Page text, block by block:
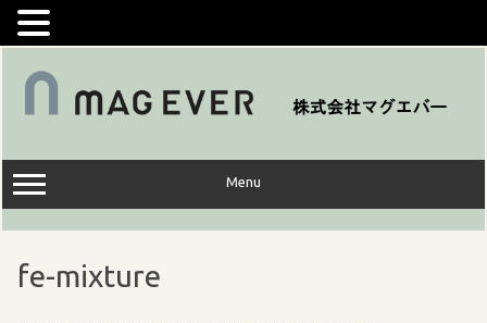
コ
キ
ッ
プ
Menu
fe-mixture